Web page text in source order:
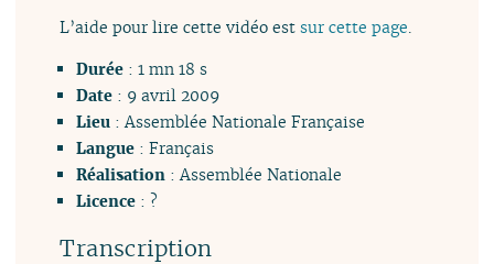
L’aide pour lire cette vidéo estsur cette page
Durée: 1 mn 18 s
Date: 9 avril 2009
Lieu: Assemblée Nationale Française
Langue: Français
Réalisation: Assemblée Nationale
Licence: ?
Transcription